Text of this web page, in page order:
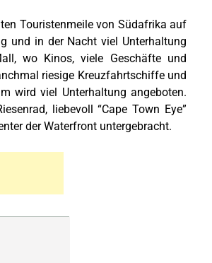
Touristenmeile von Südafrika auf
und in der Nacht viel Unterhaltung
wo Kinos, viele Geschäfte und
riesige Kreuzfahrtschiffe und
wird viel Unterhaltung angeboten.
liebevoll “Cape Town Eye”
der Waterfront untergebracht.